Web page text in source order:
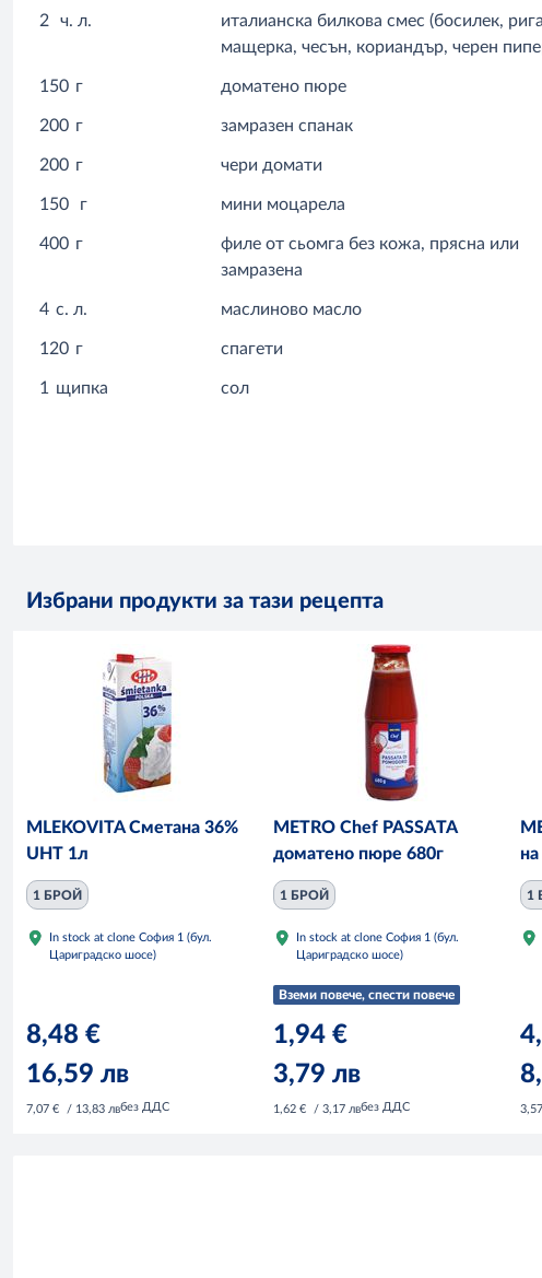
2 ч. л.
италианска билкова смес (босилек,
мащерка, чесън, кориандър, черен
150 г доматено пюре
200 г замразен спанак
200 г чери домати
150 г мини моцарела
400 г
филе от сьомга без кожа, прясна или
замразена
4 с. л. маслиново масло
120 г спагети
1 щипка сол
Избрани продукти за тази рецепта
MLEKOVITA Сметана 36%
UHT 1л
1 БРОЙ
In stock at clone София 1 (бул.
Цариградско шосе)
8,48 €
16,59 лв
7,07 € / 13,83 лвбез ДДС
METRO Chef PASSATA
доматено пюре 680г
1 БРОЙ
In stock at clone София 1 (бул.
Цариградско шосе)
Вземи повече, спести повече
1,94 €
3,79 лв
1,62 € / 3,17 лвбез ДДС
1